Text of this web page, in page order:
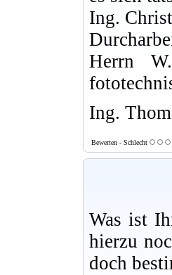
Ing.
Herrn
Ing.
Bewerten - Schlecht
Was ist
hierzu
doch